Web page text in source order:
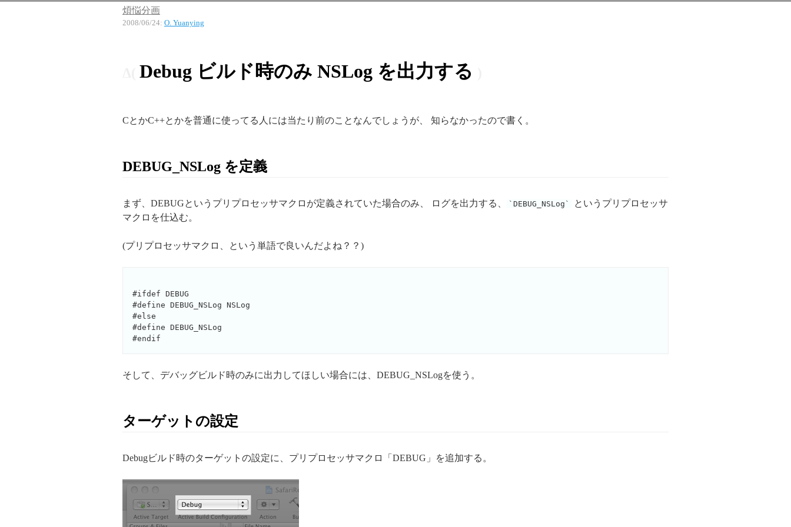
煩悩分画
2008/06/24: O. Yuanying
Debug ビルド時のみ NSLog を出力する
CとかC++とかを普通に使ってる人には当たり前のことなんでしょうが、 知らなかったので書く。
DEBUG_NSLog を定義
まず、DEBUGというプリプロセッサマクロが定義されていた場合のみ、 ログを出力する、 DEBUG_NSLog
というプリプロセッサ
マクロを仕込む。
(プリプロセッサマクロ、という単語で良いんだよね？？)
#ifdef DEBUG
#define DEBUG_NSLog NSLog
#else
#define DEBUG_NSLog
そして、デバッグビルド時のみに出力してほしい場合には、DEBUG_NSLogを使う。
ターゲットの設定
Debugビルド時のターゲットの設定に、プリプロセッサマクロ「DEBUG」を追加する。